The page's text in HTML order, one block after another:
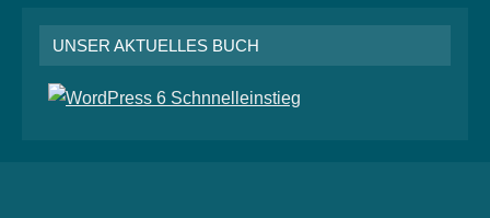
UNSER AKTUELLES BUCH